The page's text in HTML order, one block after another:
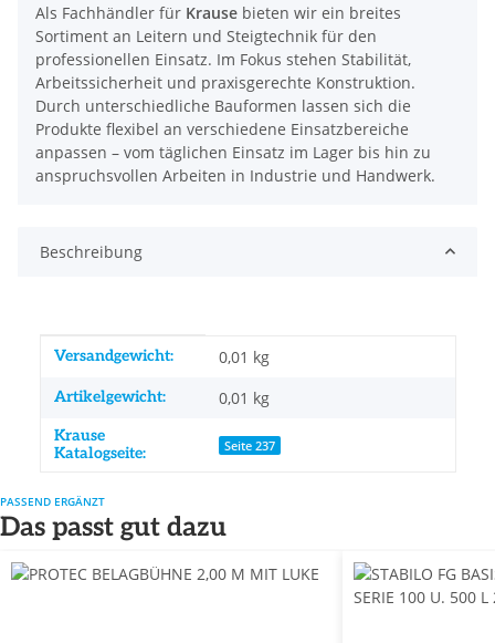
Als Fachhändler für Krause bieten wir ein breites
Sortiment an Leitern und Steigtechnik für den
professionellen Einsatz. Im Fokus stehen Stabilität,
Arbeitssicherheit und praxisgerechte Konstruktion.
Durch unterschiedliche Bauformen lassen sich die
Produkte flexibel an verschiedene Einsatzbereiche
anpassen – vom täglichen Einsatz im Lager bis hin zu
anspruchsvollen Arbeiten in Industrie und Handwerk.
Beschreibung
Produkteigenschaft
Wert
Versandgewicht: 0,01 kg
Artikelgewicht: 0,01 kg
Krause
Katalogseite:
Seite 237
PASSEND ERGÄNZT
Das passt gut dazu